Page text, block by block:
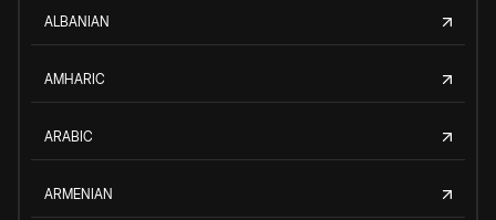
ALBANIAN
AMHARIC
ARABIC
ARMENIAN